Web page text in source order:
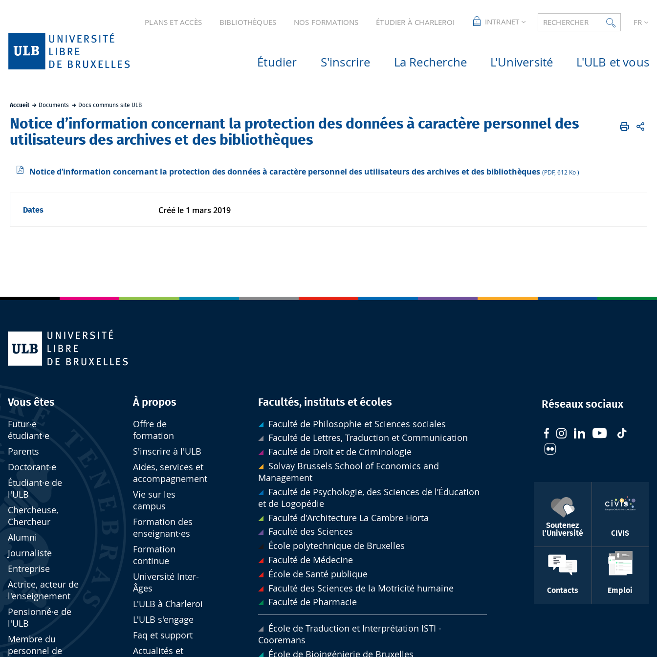
PLANS ET ACCÈS BIBLIOTHÈQUES NOS FORMATIONS ÉTUDIER À CHARLEROI INTRANET RECHERCHER FR
Étudier S'inscrire La Recherche L'Université L'ULB et vous
Accueil Documents Docs communs site ULB
Notice d’information concernant la protection des données à caractère personnel des
utilisateurs des archives et des bibliothèques
Notice d’information concernant la protection des données à caractère personnel des utilisateurs des archives et des bibliothèques (PDF, 612 Ko )
Dates Créé le 1 mars 2019
Vous êtes
Futur·e
étudiant·e
Parents
Doctorant·e
Étudiant·e de
l'ULB
Chercheuse,
Chercheur
Alumni
Journaliste
Entreprise
Actrice, acteur de
l'enseignement
Pensionné·e de
l'ULB
Membre du
personnel de
À propos
Offre de
formation
S'inscrire à l'ULB
Aides, services et
accompagnement
Vie sur les
campus
Formation des
enseignant·es
Formation
continue
Université Inter-
Âges
L'ULB à Charleroi
L'ULB s'engage
Faq et support
Actualités et
Facultés, instituts et écoles
Faculté de Philosophie et Sciences sociales
Faculté de Lettres, Traduction et Communication
Faculté de Droit et de Criminologie
Solvay Brussels School of Economics and
Management
Faculté de Psychologie, des Sciences de l’Éducation
et de Logopédie
Faculté d'Architecture La Cambre Horta
Faculté des Sciences
École polytechnique de Bruxelles
Faculté de Médecine
École de Santé publique
Faculté des Sciences de la Motricité humaine
Faculté de Pharmacie
École de Traduction et Interprétation ISTI -
Cooremans
École de Bioingénierie de Bruxelles
Réseaux sociaux
Soutenez
l'Université
CIVIS
Contacts Emploi